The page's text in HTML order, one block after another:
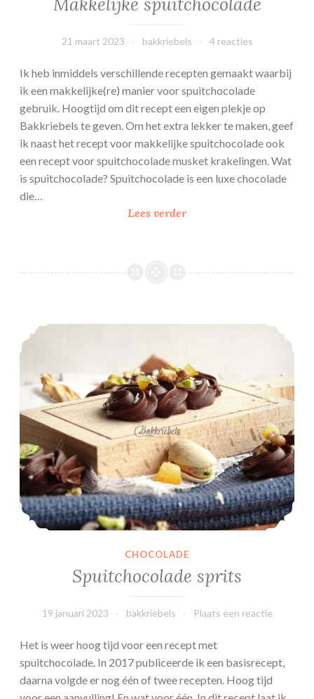
21 maart 2023 bakkriebels 4 reacties
Ik heb inmiddels verschillende recepten gemaakt waarbij
ik een makkelijke(re) manier voor spuitchocolade
gebruik. Hoogtijd om dit recept een eigen plekje op
Bakkriebels te geven. Om het extra lekker te maken, geef
ik naast het recept voor makkelijke spuitchocolade ook
een recept voor spuitchocolade musket krakelingen. Wat
is spuitchocolade? Spuitchocolade is een luxe chocolade
die…
Lees verderMakkelijke
Spuitchocolade sprits
CHOCOLADE
Spuitchocolade sprits
19 januari 2023 bakkriebels Plaats een reactie
Het is weer hoog tijd voor een recept met
spuitchocolade. In 2017 publiceerde ik een basisrecept,
daarna volgde er nog één of twee recepten. Hoog tijd